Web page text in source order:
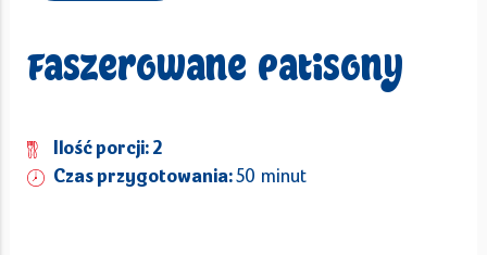
Faszerowane patisony
Ilość porcji: 2
Czas przygotowania:50 minut